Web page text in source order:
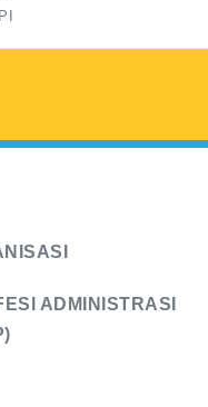
NAVIGATION
ADMINISTRASI